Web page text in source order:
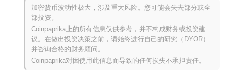
Affyn于2022年3月成立，创始团队发布了白皮书，概述了项目的愿
景和框架。该项目于2022年6月推出了测试网，允许开发者和早期
用户与平台互动并提供反馈。随后在2022年12月推出主网，标志着
其正式进入市场，使用户能够充分利用其功能。 早期开发专注于创
建一个将增强现实与区块链技术相结合的独特生态系统，旨在增强
用户互动和参与。Affyn代币的初始分配通过公平启动模型于2023
年1月进行，旨在确保参与者的公平访问。这些基础步骤为Affyn的
加密货币波动性极大，涉及重大风险。您可能会失去部分或全
部投资。
Coinpaprika上的所有信息仅供参考，并不构成财务或投资建
议。在做出投资决策之前，请始终进行自己的研究（DYOR）
并咨询合格的财务顾问。
Coinpaprika对因使用此信息而导致的任何损失不承担责任。